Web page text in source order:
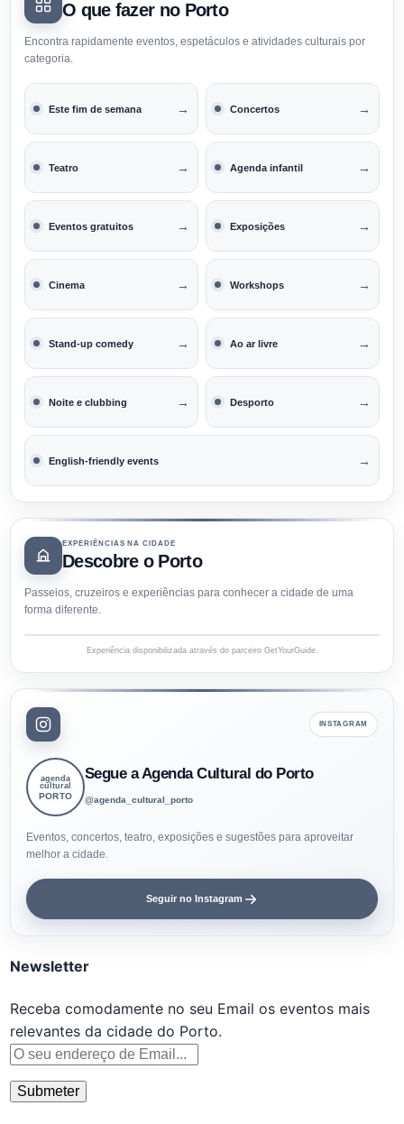
O que fazer no Porto
Encontra rapidamente eventos, espetáculos e atividades culturais por
categoria.
Este fim de semana → Concertos →
Teatro → Agenda infantil →
Eventos gratuitos → Exposições →
Cinema → Workshops →
Stand-up comedy → Ao ar livre →
Noite e clubbing → Desporto →
English-friendly events →
EXPERIÊNCIAS NA CIDADE
Descobre o Porto
Passeios, cruzeiros e experiências para conhecer a cidade de uma
forma diferente.
Experiência disponibilizada através do parceiro GetYourGuide.
INSTAGRAM
agenda
cultural
PORTO
Segue a Agenda Cultural do Porto
@agenda_cultural_porto
Eventos, concertos, teatro, exposições e sugestões para aproveitar
melhor a cidade.
Seguir no Instagram
Newsletter
Receba comodamente no seu Email os eventos mais
relevantes da cidade do Porto.